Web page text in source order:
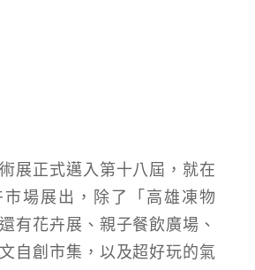
展正式邁入第十八屆，就在
場展出，除了「高雄凍物
有花卉展、親子餐飲廣場、
自創市集，以及超好玩的氣